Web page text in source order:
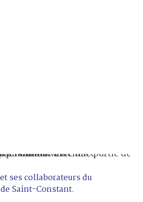
ses collaborateurs du
Saint-Constant.